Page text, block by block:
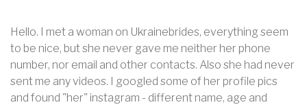
Hello. I met a woman on Ukrainebrides, everything seem
to be nice, but she never gave me neither her phone
number, nor email and other contacts. Also she had never
sent me any videos. I googled some of her profile pics
and found "her" instagram - different name, age and